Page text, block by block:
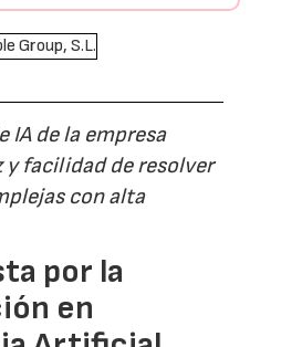
IA de la empresa
y facilidad de resolver
con alta
por la
en